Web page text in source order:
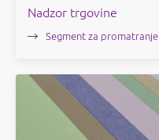
Nadzor trgovine
Segment za promatranje